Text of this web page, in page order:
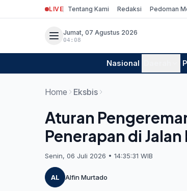
LIVE Tentang Kami Redaksi Pedoman
Jumat, 07 Agustus 2026
04:08
Nasional
Home Eksbis
Aturan
Penerapan di Jalan
Senin, 06 Juli 2026 • 14:35:31 WIB
AL Alfin Murtado